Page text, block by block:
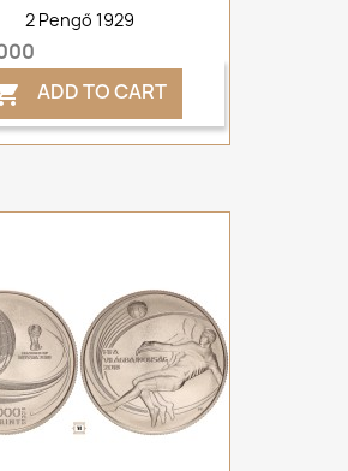
2 Pengő 1929
ADD TO CART